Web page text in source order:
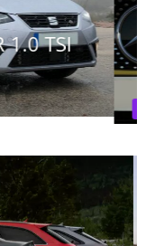
Joschelito